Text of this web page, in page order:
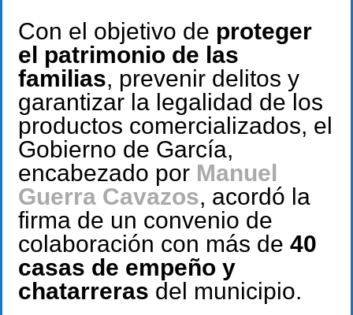
Con el objetivo de proteger
el patrimonio de las
familias, prevenir delitos y
garantizar la legalidad de los
productos comercializados, el
Gobierno de García,
encabezado por Manuel
Guerra Cavazos, acordó la
firma de un convenio de
colaboración con más de 40
casas de empeño y
chatarreras del municipio.